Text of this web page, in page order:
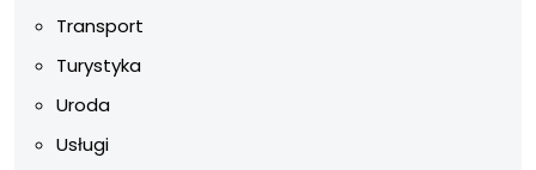
Transport
Turystyka
Uroda
Usługi